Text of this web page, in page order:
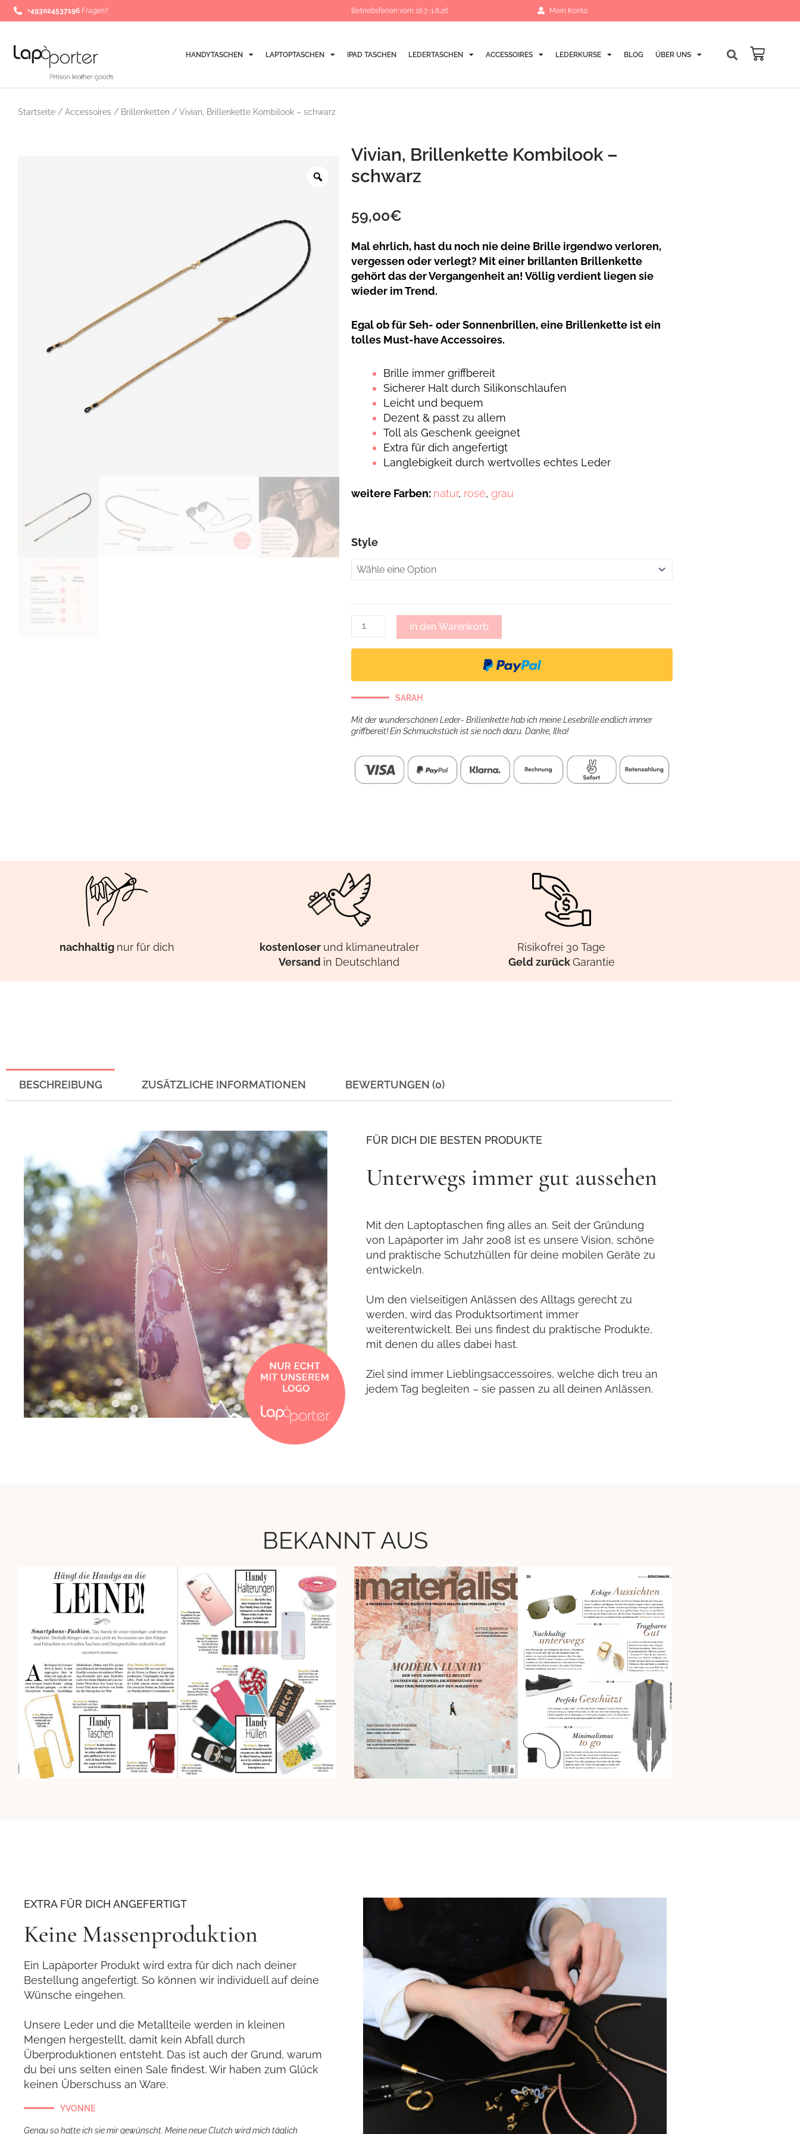
Zum
Inhalt
+493024537196 Fragen? Betriebsferien vom 16.7.-1.8.26 Mein Konto
HANDYTASCHEN LAPTOPTASCHEN IPAD TASCHEN LEDERTASCHEN ACCESSOIRES LEDERKURSE BLOG ÜBER UNS
Startseite / Accessoires / Brillenketten / Vivian, Brillenkette Kombilook – schwarz
Vivian, Brillenkette Kombilook –
schwarz
59,00€
Mal ehrlich, hast du noch nie deine Brille irgendwo verloren,
vergessen oder verlegt? Mit einer brillanten Brillenkette
gehört das der Vergangenheit an! Völlig verdient liegen sie
wieder im Trend.
Egal ob für Seh- oder Sonnenbrillen, eine Brillenkette ist ein
tolles Must-have Accessoires.
Brille immer griffbereit
Sicherer Halt durch Silikonschlaufen
Leicht und bequem
Dezent & passt zu allem
Toll als Geschenk geeignet
Extra für dich angefertigt
Langlebigkeit durch wertvolles echtes Leder
weitere Farben: natur, rosé, grau
Style
Vivian,
Brillenkette
Kombilook
-
Menge
In den Warenkorb
SARAH
Mit der wunderschönen Leder- Brillenkette hab ich meine Lesebrille endlich immer
griffbereit! Ein Schmuckstück ist sie noch dazu. Danke, Ilka!
nachhaltig nur für dich kostenloser und klimaneutraler
Versand in Deutschland
Risikofrei 30 Tage
Geld zurückGarantie
BESCHREIBUNG ZUSÄTZLICHE INFORMATIONEN BEWERTUNGEN (0)
FÜR DICH DIE BESTEN PRODUKTE
Unterwegs immer gut aussehen
Mit den Laptoptaschen fing alles an. Seit der Gründung
von Lapàporter im Jahr 2008 ist es unsere Vision, schöne
und praktische Schutzhüllen für deine mobilen Geräte zu
entwickeln.
Um den vielseitigen Anlässen des Alltags gerecht zu
werden, wird das Produktsortiment immer
weiterentwickelt. Bei uns findest du praktische Produkte,
mit denen du alles dabei hast.
Ziel sind immer Lieblingsaccessoires, welche dich treu an
jedem Tag begleiten – sie passen zu all deinen Anlässen.
BEKANNT AUS
EXTRA FÜR DICH ANGEFERTIGT
Keine Massenproduktion
Ein Lapàporter Produkt wird extra für dich nach deiner
Bestellung angefertigt. So können wir individuell auf deine
Wünsche eingehen.
Unsere Leder und die Metallteile werden in kleinen
Mengen hergestellt, damit kein Abfall durch
Überproduktionen entsteht. Das ist auch der Grund, warum
du bei uns selten einen Sale findest. Wir haben zum Glück
keinen Überschuss an Ware.
YVONNE
Genau so hatte ich sie mir gewünscht. Meine neue Clutch wird mich täglich